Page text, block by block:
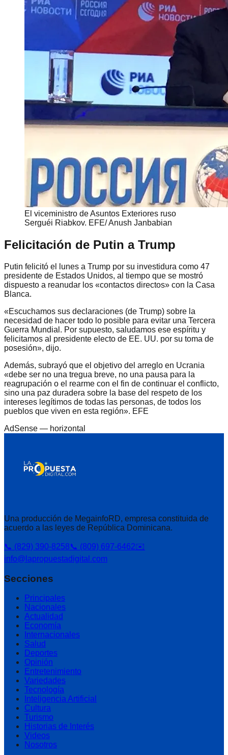
El viceministro de Asuntos Exteriores ruso
Serguéi Riabkov. EFE/ Anush Janbabian
Felicitación de Putin a Trump
Putin felicitó el lunes a Trump por su investidura como 47
presidente de Estados Unidos, al tiempo que se mostró
dispuesto a reanudar los «contactos directos» con la Casa
Blanca.
«Escuchamos sus declaraciones (de Trump) sobre la
necesidad de hacer todo lo posible para evitar una Tercera
Guerra Mundial. Por supuesto, saludamos ese espíritu y
felicitamos al presidente electo de EE. UU. por su toma de
posesión», dijo.
Además, subrayó que el objetivo del arreglo en Ucrania
«debe ser no una tregua breve, no una pausa para la
reagrupación o el rearme con el fin de continuar el conflicto,
sino una paz duradera sobre la base del respeto de los
intereses legítimos de todas las personas, de todos los
pueblos que viven en esta región». EFE
AdSense — horizontal
Una producción de MegainfoRD, empresa constituida de
acuerdo a las leyes de República Dominicana.
📞 (829) 390-8258📞 (809) 697-6462✉️
info@lapropuestadigital.com
Secciones
Principales
Nacionales
Actualidad
Economía
Internacionales
Salud
Deportes
Opinión
Entretenimiento
Variedades
Tecnología
Inteligencia Artificial
Cultura
Turismo
Historias de Interés
Videos
Nosotros